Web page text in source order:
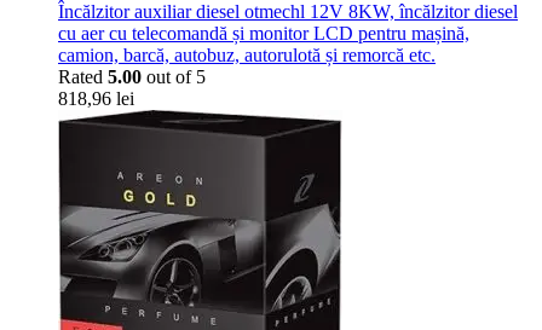
Încălzitor auxiliar diesel otmechl 12V 8KW, încălzitor diesel
cu aer cu telecomandă și monitor LCD pentru mașină,
camion, barcă, autobuz, autorulotă și remorcă etc.
Rated 5.00 out of 5
818,96 lei